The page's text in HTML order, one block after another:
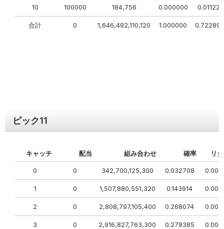
10 100000 184,756 0.000000 0.011221
合計 0 1,646,492,110,120 1.000000 0.722890
ピック11
キャッチ 配当 組み合わせ 確率 リ
0 0 342,700,125,300 0.032708
1 0 1,507,880,551,320 0.143914
2 0 2,808,797,105,400 0.268074
3 0 2,916,827,763,300 0.278385